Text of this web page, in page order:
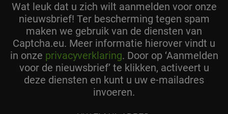
Wat leuk dat u zich wilt aanmelden voor onze
nieuwsbrief! Ter bescherming tegen spam
maken we gebruik van de diensten van
Captcha.eu. Meer informatie hierover vindt u
in onze privacyverklaring. Door op ‘Aanmelden
voor de nieuwsbrief’ te klikken, activeert u
deze diensten en kunt u uw e-mailadres
invoeren.